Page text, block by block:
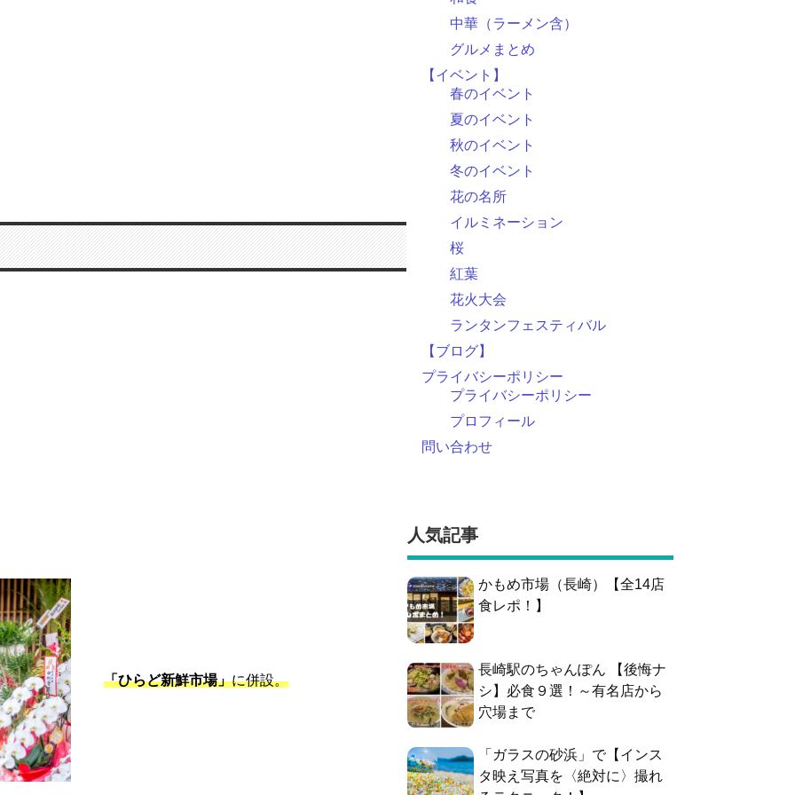
「ひらど新鮮市場」に併設。
中華（ラーメン含）
グルメまとめ
【イベント】
春のイベント
夏のイベント
秋のイベント
冬のイベント
花の名所
イルミネーション
桜
紅葉
花火大会
ランタンフェスティバル
【ブログ】
プライバシーポリシー
プライバシーポリシー
プロフィール
問い合わせ
人気記事
かもめ市場（長崎）【全14店
食レポ！】
長崎駅のちゃんぽん 【後悔ナ
シ】必食９選！～有名店から
穴場まで
「ガラスの砂浜」で【インス
タ映え写真を〈絶対に〉撮れ